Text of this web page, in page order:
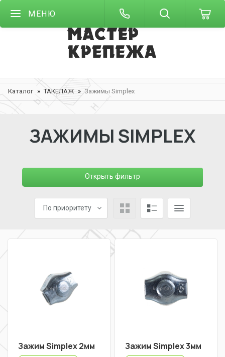
МЕНЮ
Каталог ТАКЕЛАЖ Зажимы Simplex
ЗАЖИМЫ SIMPLEX
Открыть фильтр
По приоритету
Зажим Simplex 2мм Зажим Simplex 3мм